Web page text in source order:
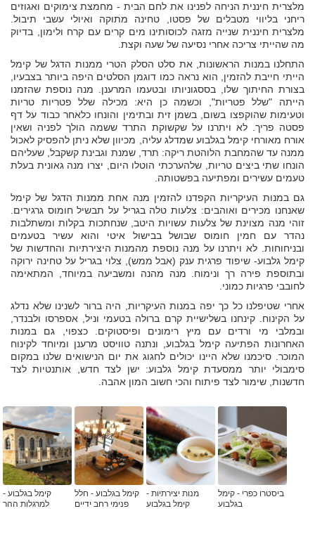
מלצרית חיננית הניחה לפנינו את לחם הבית - מחמצת צימוקים ואגוזים
ריחני בליווי מטבלים של פסטו, טחינה מתוקה ואיולי עשבי תיבול.
מלצרית חיננית שנייה מזגה לכוסותינו מים קרים עם קרח ולימון, בדיוק
מה שהייתי צריכה אחרי נסיעה של שעה וקצת.
התחלנו במנות הראשונות, את סלט הסלק הטרי ממנות הדגל של קימל
הייתי חייבת להזמין, הוא נראה כמו דוגמן הסלטים היפה ביותר בצבעיו,
בצורת החיתוך שלו, בססגוניותו ובטעמו המרענן. מנה נוספת שהזמנו
הייתה "שלל פטריות", וכשמה כן היא: מכילה שלל פטריות טריות
וטעימות שהוקפצו בשום, בשמן זית ובתימין והונחו כלאחר כבוד על דף
פסטה פריך. לא ויתרנו על שקשוקת התרד ששמה הולך לפניה ושאין
אורח מאורחי קימל בגלבוע שמדלג עליה, מכיוון שלא ניתן להפסיק לאכול
ממנה עד שהמחבת הלוהטת ריקה: תרד, שמנת וגבינת קשקבל, שעליהם
הונחו שתי ביצים טריות, שלהערכתי הוטלו היום, יצרו מנה גאונית בעלת
טעמים עשירים ומפתיעה בפשטותה.
גם במנות העיקריות הקפדנו להזמין מנה אחת ממנות הדגל של קימל
שאנחנו מכירים ואוהבים: צלעות טלה בגריל על תבשיל חומוס גרגירים.
זוהי מנה מצוינת של צלעות עשויות היטב, שנחתכות בקלות ומשתלבות
נהדר עם חמין חומוס שבושל בבישול איטי והוא עשיר בטעמים
ובניחוחות. לא ויתרנו על מנה נוספת מהמנות היצירתיות והחדשות של
קימל גלבוע- שיפוד פרגית ענק (אבל ממש), צלוי בגריל על טחינה ירוקה
ובתוספת פירה רך ונימוח. מנה מהנה ומשביעה במיוחד, המתאימה
לחובבי פרגיות כמוני.
אחרי שטיפלנו כל כך יפה במנות העיקריות, היה ברור לשנינו שלא נדלג
על הקינוח. קינחנו בשלישיית קרם ברולה בטעמי וניל, אספרסו ולבנדר,
ובמלבי מי ורדים עם מיץ רימונים ופיסטוקים. כצפוי, גם במנות
האחרונות הפתיעה קימל בגלבוע, ונתנה טוויסט מרענן ומיוחד לקינוח
המוכר. סיכמנו שלא היינו יכולים לחגוג את יום הנישואים שלנו במקום
סימבולי יותר ממסעדת קימל גלבוע: ישן לצד חדש, אותנטיות לצד
חדשנות, שימור לצד פיתוח והכי חשוב המון אהבה.
ביסטרו כפרי - קימל
בגלבוע
מנות יצירתיות -
קימל בגלבוע
קימל בגלבוע - חלל
פנימי רחב ידיים
קימל בגלבוע -
למרגלות ההר